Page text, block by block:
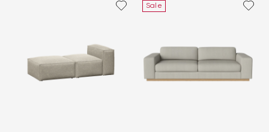
Sale